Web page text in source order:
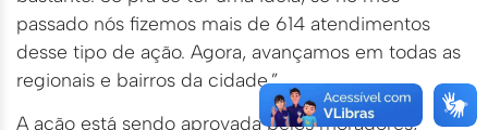
passado nós fizemos mais de 614 atendimentos
desse tipo de ação. Agora, avançamos em todas as
regionais e bairros da cidade.”
A ação está sendo aprovada pelos moradores,